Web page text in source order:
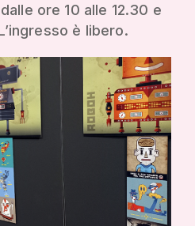
ore 10 alle 12.30 e
è libero.